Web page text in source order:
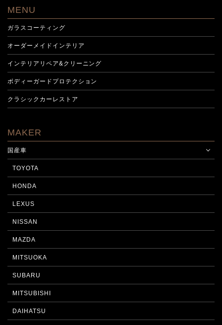
MENU
ガラスコーティング
オーダーメイドインテリア
インテリアリペア&クリーニング
ボディーガードプロテクション
クラシックカーレストア
MAKER
国産車
TOYOTA
HONDA
LEXUS
NISSAN
MAZDA
MITSUOKA
SUBARU
MITSUBISHI
DAIHATSU